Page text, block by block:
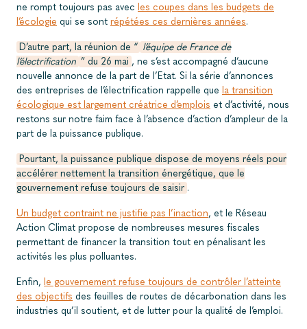
ne rompt toujours pas avec les coupes dans les budgets de
l’écologie qui se sont répétées ces dernières années.
D’autre part, la réunion de “ l’équipe de France de
l’électrification ” du 26 mai , ne s’est accompagné d’aucune
nouvelle annonce de la part de l’Etat. Si la série d’annonces
des entreprises de l’électrification rappelle que la transition
écologique est largement créatrice d’emplois et d’activité, nous
restons sur notre faim face à l’absence d’action d’ampleur de la
part de la puissance publique.
Pourtant, la puissance publique dispose de moyens réels pour
accélérer nettement la transition énergétique, que le
gouvernement refuse toujours de saisir .
Un budget contraint ne justifie pas l’inaction, et le Réseau
Action Climat propose de nombreuses mesures fiscales
permettant de financer la transition tout en pénalisant les
activités les plus polluantes.
Enfin, le gouvernement refuse toujours de contrôler l’atteinte
des objectifs des feuilles de routes de décarbonation dans les
industries qu’il soutient, et de lutter pour la qualité de l’emploi.